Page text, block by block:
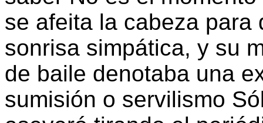
se afeita la cabeza para
sonrisa simpática, y su
de baile denotaba una
sumisión o servilismo